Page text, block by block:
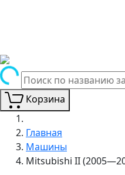
Корзина
Главная
Машины
Mitsubishi II